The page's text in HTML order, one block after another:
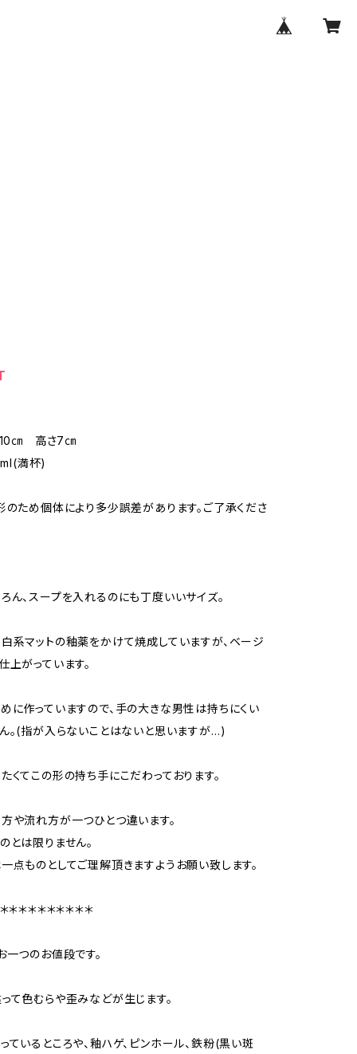
㎝ 高さ7㎝
満杯)
ため個体により多少誤差があります。ご了承くださ
ん、スープを入れるのにも丁度いいサイズ。
系マットの釉薬をかけて焼成していますが、ベージ
上がっています。
に作っていますので、手の大きな男性は持ちにくい
。(指が入らないことはないと思いますが…)
くてこの形の持ち手にこだわっております。
や流れ方が一つひとつ違います。
とは限りません。
点ものとしてご理解頂きますようお願い致します。
＊＊＊＊＊＊＊＊＊
一つのお値段です。
て色むらや歪みなどが生じます。
ているところや、釉ハゲ、ピンホール、鉄粉(黒い斑